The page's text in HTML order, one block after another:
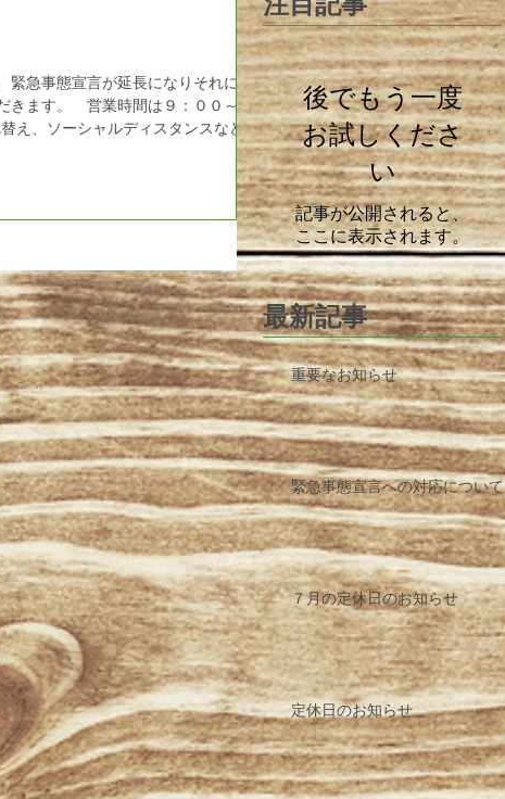
きます。 営業時間は９：００～１
後でもう一度
お試しくださ
い
記事が公開されると、
ここに表示されます。
最新記事
重要なお知らせ
緊急事態宣言への対応について
７月の定休日のお知らせ
定休日のお知らせ